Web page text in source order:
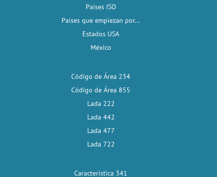
Países ISO
Países que empiezan por...
Estados USA
México
Código de Área 234
Código de Área 855
Lada 222
Lada 442
Lada 477
Lada 722
Característica 341